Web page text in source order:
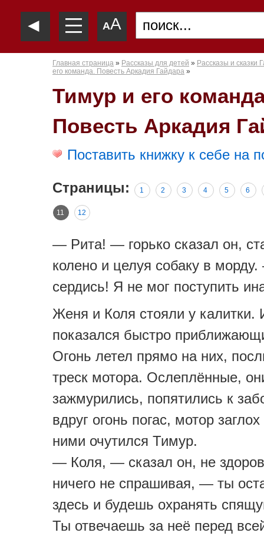
◄ —
—
— AA
Главная страница » Рассказы для детей » Рассказы и сказки
его команда. Повесть Аркадия Гайдара »
Тимур и его
Повесть Аркадия
Поставить книжку к себе на
Страницы: 1 2 3 4 5 6
11 12
— Рита! — горько сказал он,
колено и целуя собаку в
сердись! Я не мог поступить
Женя и Коля стояли у калитки.
показался быстро
Огонь летел прямо на них,
треск мотора. Ослеплённые,
зажмурились, попятились к
вдруг огонь погас, мотор
ними очутился Тимур.
— Коля, — сказал он, не
ничего не спрашивая, — ты
здесь и будешь охранять
Ты отвечаешь за неё перед